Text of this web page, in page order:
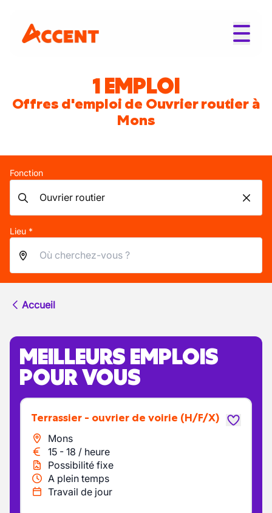
1 EMPLOI
Offres d'emploi de Ouvrier routier à
Mons
Fonction
Lieu *
Accueil
MEILLEURS EMPLOIS
POUR VOUS
Terrassier - ouvrier de voirie (H/F/X)
Mons
15 - 18 / heure
Possibilité fixe
A plein temps
Travail de jour